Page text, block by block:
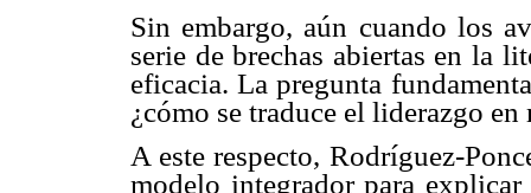
Sin embargo, aún cuando los
serie de brechas abiertas en la
eficacia. La pregunta
¿cómo se traduce el liderazgo
A este respecto, Rodríguez-
modelo integrador para